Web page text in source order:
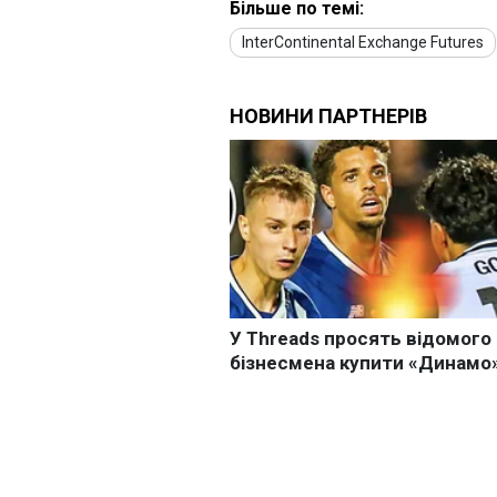
Більше по темі:
InterContinental Exchange Futures